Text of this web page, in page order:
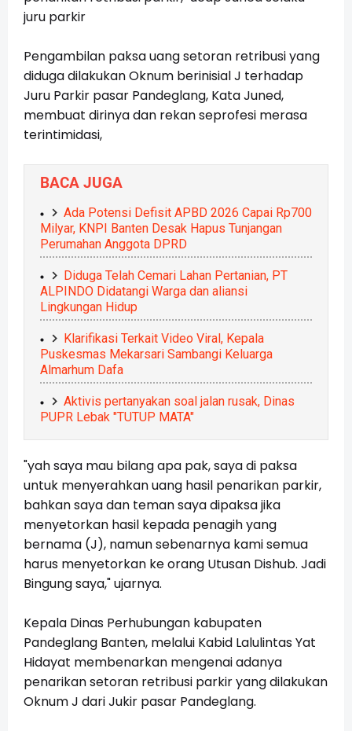
juru parkir
Pengambilan paksa uang setoran retribusi yang
diduga dilakukan Oknum berinisial J terhadap
Juru Parkir pasar Pandeglang, Kata Juned,
membuat dirinya dan rekan seprofesi merasa
terintimidasi,
BACA JUGA
Ada Potensi Defisit APBD 2026 Capai Rp700
Milyar, KNPI Banten Desak Hapus Tunjangan
Perumahan Anggota DPRD
Diduga Telah Cemari Lahan Pertanian, PT
ALPINDO Didatangi Warga dan aliansi
Lingkungan Hidup
Klarifikasi Terkait Video Viral, Kepala
Puskesmas Mekarsari Sambangi Keluarga
Almarhum Dafa
Aktivis pertanyakan soal jalan rusak, Dinas
PUPR Lebak "TUTUP MATA"
"yah saya mau bilang apa pak, saya di paksa
untuk menyerahkan uang hasil penarikan parkir,
bahkan saya dan teman saya dipaksa jika
menyetorkan hasil kepada penagih yang
bernama (J), namun sebenarnya kami semua
harus menyetorkan ke orang Utusan Dishub. Jadi
Bingung saya," ujarnya.
Kepala Dinas Perhubungan kabupaten
Pandeglang Banten, melalui Kabid Lalulintas Yat
Hidayat membenarkan mengenai adanya
penarikan setoran retribusi parkir yang dilakukan
Oknum J dari Jukir pasar Pandeglang.